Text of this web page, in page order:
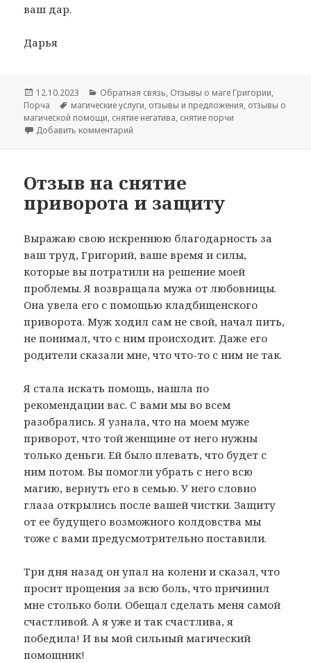
ваш дар.
Дарья
Опубликовано
12.10.2023 Рубрики
Обратная связь, Отзывы о маге Григории,
Порча
Метки
магические услуги, отзывы и предложения, отзывы о
магической помощи, снятие негатива, снятие порчи
Добавить комментарий
Отзыв на снятие
приворота и защиту
Выражаю свою искреннюю благодарность за
ваш труд, Григорий, ваше время и силы,
которые вы потратили на решение моей
проблемы. Я возвращала мужа от любовницы.
Она увела его с помощью кладбищенского
приворота. Муж ходил сам не свой, начал пить,
не понимал, что с ним происходит. Даже его
родители сказали мне, что что-то с ним не так.
Я стала искать помощь, нашла по
рекомендации вас. С вами мы во всем
разобрались. Я узнала, что на моем муже
приворот, что той женщине от него нужны
только деньги. Ей было плевать, что будет с
ним потом. Вы помогли убрать с него всю
магию, вернуть его в семью. У него словно
глаза открылись после вашей чистки. Защиту
от ее будущего возможного колдовства мы
тоже с вами предусмотрительно поставили.
Три дня назад он упал на колени и сказал, что
просит прощения за всю боль, что причинил
мне столько боли. Обещал сделать меня самой
счастливой. А я уже и так счастлива, я
победила! И вы мой сильный магический
помощник!